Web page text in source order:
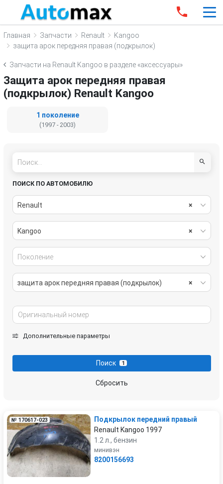
Главная Запчасти Renault
Kangoo
защита арок передняя правая (подкрылок)
Запчасти на Renault Kangoo в разделе «аксессуары»
Защита арок передняя правая
(подкрылок) Renault Kangoo
1 поколение
(1997 - 2003)
ПОИСК ПО АВТОМОБИЛЮ
×
Renault
×
Kangoo
Поколение
×
защита арок передняя правая (подкрылок)
Дополнительные параметры
Поиск 1
Сбросить
№ 170617-023
Подкрылок передний правый
Renault Kangoo 1997
1.2 л., бензин
минивэн
8200156693